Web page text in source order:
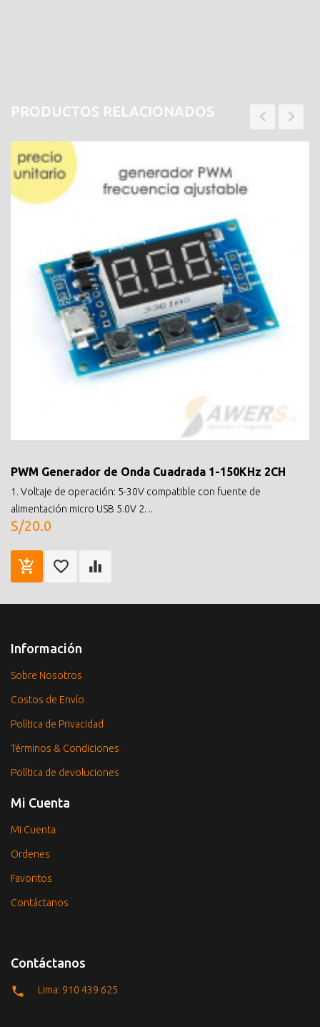
PRODUCTOS RELACIONADOS
PWM Generador de Onda Cuadrada 1-150KHz 2CH
1. Voltaje de operación: 5-30V compatible con fuente de
alimentación micro USB 5.0V 2. ..
S/20.0
Información
Sobre Nosotros
Costos de Envío
Política de Privacidad
Términos & Condiciones
Política de devoluciones
Mi Cuenta
Mi Cuenta
Ordenes
Favoritos
Contáctanos
Contáctanos
Lima: 910 439 625